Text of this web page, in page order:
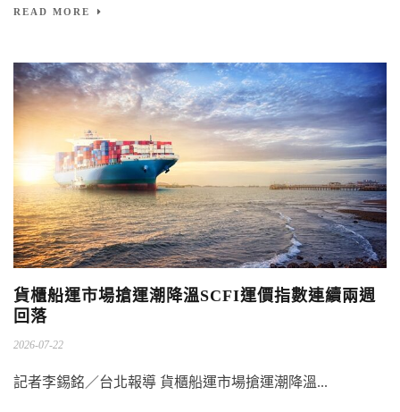
READ MORE
貨櫃船運市場搶運潮降溫SCFI運價指數連續兩週
回落
2026-07-22
記者李錫銘／台北報導 貨櫃船運市場搶運潮降溫...